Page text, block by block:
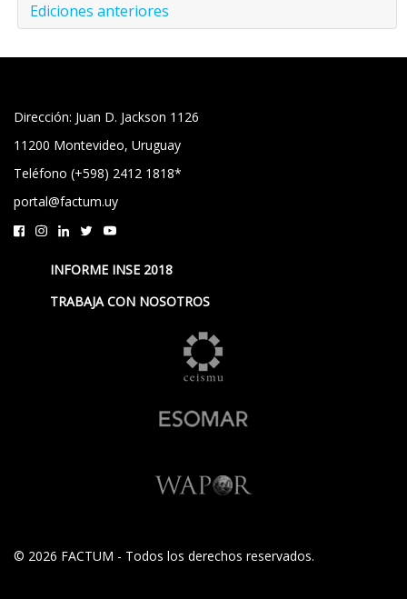
Ediciones anteriores
Dirección: Juan D. Jackson 1126
11200 Montevideo, Uruguay
Teléfono (+598) 2412 1818*
portal@factum.uy
INFORME INSE 2018
TRABAJA CON NOSOTROS
© 2026 FACTUM - Todos los derechos reservados.